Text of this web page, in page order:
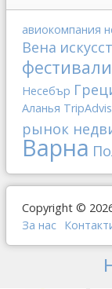
авиокомпания
Вена
фестивали
Несебър
Аланья
рынок
Варна
Copyright ©
За нас